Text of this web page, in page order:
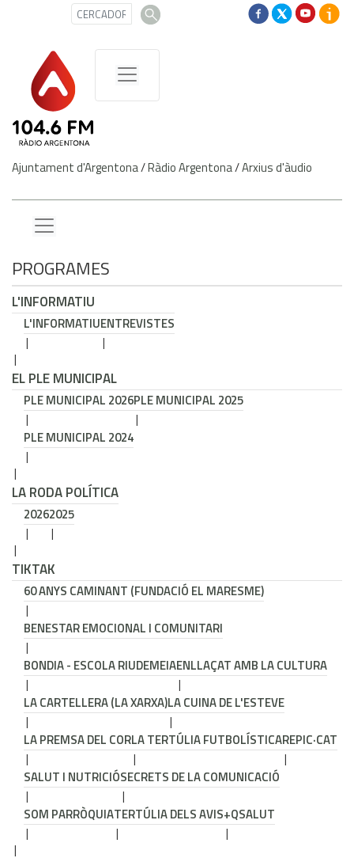
Ajuntament d'Argentona/Ràdio Argentona/Arxius d'àudio
PROGRAMES
L'INFORMATIU
L'INFORMATIUENTREVISTES
EL PLE MUNICIPAL
PLE MUNICIPAL 2026PLE MUNICIPAL 2025
PLE MUNICIPAL 2024
LA RODA POLÍTICA
20262025
TIKTAK
60 ANYS CAMINANT (FUNDACIÓ EL MARESME)
BENESTAR EMOCIONAL I COMUNITARI
BONDIA - ESCOLA RIUDEMEIAENLLAÇAT AMB LA CULTURA
LA CARTELLERA (LA XARXA)LA CUINA DE L'ESTEVE
LA PREMSA DEL CORLA TERTÚLIA FUTBOLÍSTICAREPIC·CAT
SALUT I NUTRICIÓSECRETS DE LA COMUNICACIÓ
SOM PARRÒQUIATERTÚLIA DELS AVIS+QSALUT